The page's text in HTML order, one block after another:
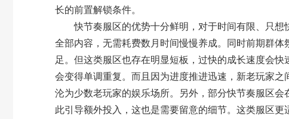
长的前置解锁条件。
快节奏服区的优势十分鲜明，对于时间有限、只想
全部内容，无需耗费数月时间慢慢养成。同时前期群
足。但这类服区也存在明显短板，过快的成长速度会
会变得单调重复。而且因为进度推进迅速，新老玩家
沦为少数老玩家的娱乐场所。另外，部分快节奏服区
此引导额外投入，这也是需要留意的细节。这类服区